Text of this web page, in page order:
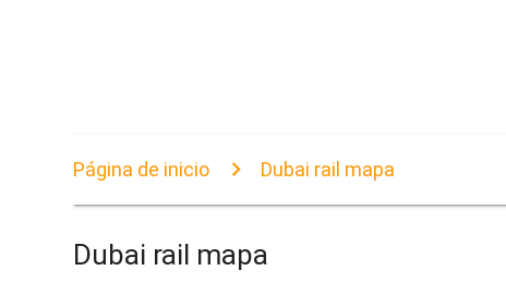
Página de inicio Dubai rail mapa
Dubai rail mapa